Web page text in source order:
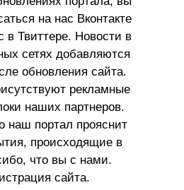
на нас Вконтакте
в Твиттере. Новости в
сетях добавляются
обновления сайта.
рекламные
наших партнеров.
наш портал прояснит
происходящие в
что вы с нами.
сайта.